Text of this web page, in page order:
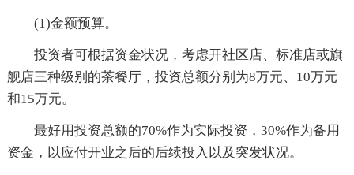
(1)金额预算。
投资者可根据资金状况，考虑开社区店、标准店或旗
舰店三种级别的茶餐厅，投资总额分别为8万元、10万元
和15万元。
最好用投资总额的70%作为实际投资，30%作为备用
资金，以应付开业之后的后续投入以及突发状况。